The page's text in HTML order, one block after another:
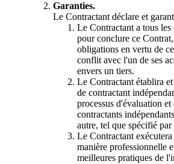
Garanties.
Le Contractant déclare et
Le Contractant a tous
pour conclure ce
obligations en vertu de
conflit avec l'un de ses
envers un tiers.
Le Contractant établira
de contractant
processus d'évaluation
contractants
autre, tel que spécifié
Le Contractant
manière professionnelle
meilleures pratiques de